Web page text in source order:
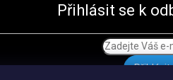
Přihlásit se k
Přihlásit